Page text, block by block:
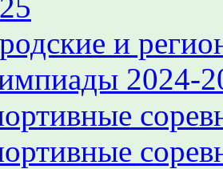
и
2024-